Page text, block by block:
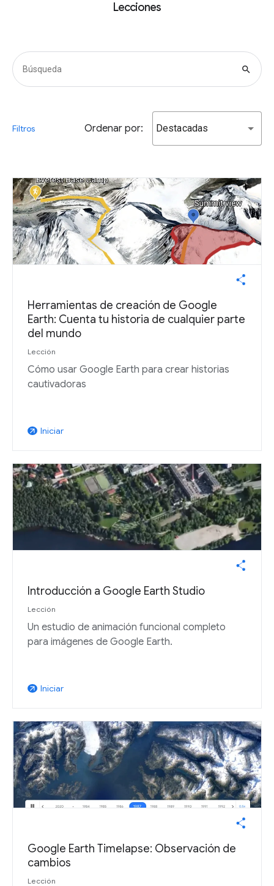
Lecciones
search
Filtros Ordenar por: Destacadas
Herramientas de creación de Google
Earth: Cuenta tu historia de cualquier parte
del mundo
Lección
Cómo usar Google Earth para crear historias
cautivadoras
arrow_outward Iniciar
Introducción a Google Earth Studio
Lección
Un estudio de animación funcional completo
para imágenes de Google Earth.
arrow_outward Iniciar
Google Earth Timelapse: Observación de
cambios
Lección